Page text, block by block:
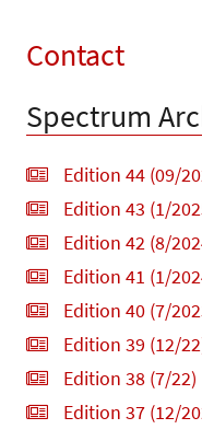
Contact
Spectrum
Edition 44 (09/
Edition 43 (1/
Edition 42 (8/
Edition 41 (1/
Edition 40 (7/
Edition 39 (12/
Edition 38 (7/22)
Edition 37 (12/